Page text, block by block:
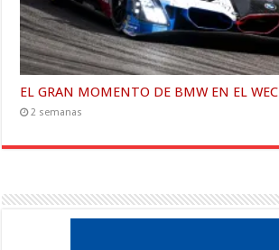
EL GRAN MOMENTO DE BMW EN EL WEC
2 semanas